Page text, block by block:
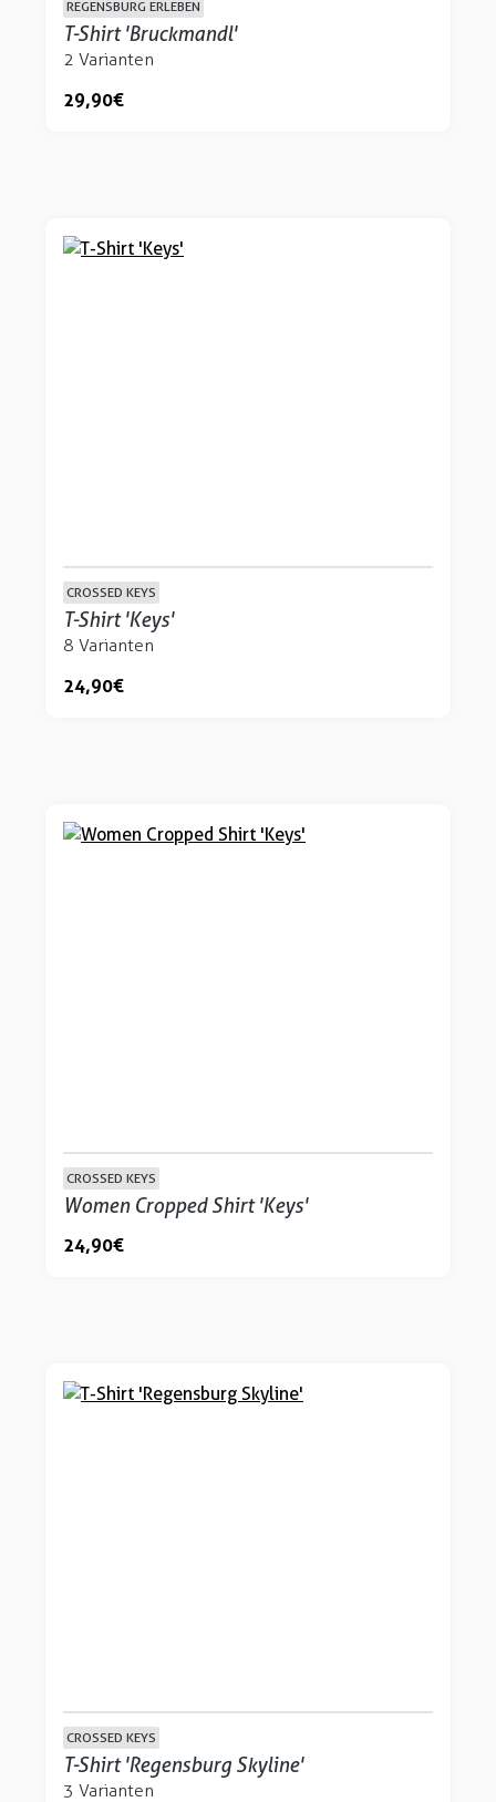
REGENSBURG ERLEBEN
T-Shirt 'Bruckmandl'
2 Varianten
29,90 €
CROSSED KEYS
T-Shirt 'Keys'
8 Varianten
24,90 €
CROSSED KEYS
Women Cropped Shirt 'Keys'
24,90 €
CROSSED KEYS
T-Shirt 'Regensburg Skyline'
3 Varianten